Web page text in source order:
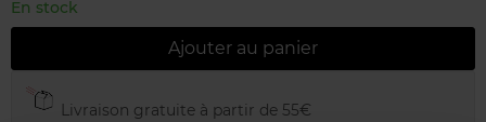
En stock
Ajouter au panier
Livraison gratuite à partir de 55€